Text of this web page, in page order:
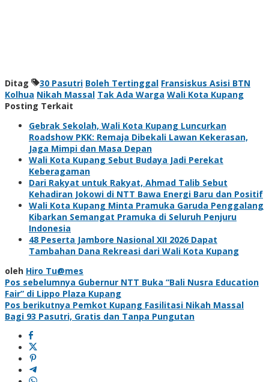
Ditag 30 Pasutri Boleh Tertinggal Fransiskus Asisi BTN
Kolhua Nikah Massal Tak Ada Warga Wali Kota Kupang
Posting Terkait
Gebrak Sekolah, Wali Kota Kupang Luncurkan
Roadshow PKK: Remaja Dibekali Lawan Kekerasan,
Jaga Mimpi dan Masa Depan
Wali Kota Kupang Sebut Budaya Jadi Perekat
Keberagaman
Dari Rakyat untuk Rakyat, Ahmad Talib Sebut
Kehadiran Jokowi di NTT Bawa Energi Baru dan Positif
Wali Kota Kupang Minta Pramuka Garuda Penggalang
Kibarkan Semangat Pramuka di Seluruh Penjuru
Indonesia
48 Peserta Jambore Nasional XII 2026 Dapat
Tambahan Dana Rekreasi dari Wali Kota Kupang
oleh Hiro Tu@mes
Navigasi
pos
Pos sebelumnya Gubernur NTT Buka “Bali Nusra Education
Fair” di Lippo Plaza Kupang
Pos berikutnya Pemkot Kupang Fasilitasi Nikah Massal
Bagi 93 Pasutri, Gratis dan Tanpa Pungutan